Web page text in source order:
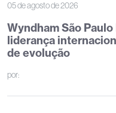
05 de agosto de 2026
Wyndham São
liderança
de evolução
por: